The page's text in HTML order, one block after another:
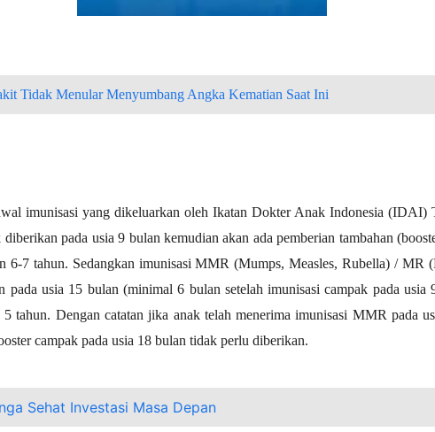
Tidak Menular Menyumbang Angka Kematian Saat Ini
imunisasi yang dikeluarkan oleh Ikatan Dokter Anak Indonesia (IDAI)
pada usia 9 bulan kemudian akan ada pemberian tambahan
6-7 tahun. Sedangkan imunisasi MMR (Mumps, Measles, Rubella) / MR
pada usia 15 bulan (minimal 6 bulan setelah imunisasi campak pada usia
5 tahun. Dengan catatan jika anak telah menerima imunisasi MMR pada
campak pada usia 18 bulan tidak perlu diberikan.
Sehat Investasi Masa Depan